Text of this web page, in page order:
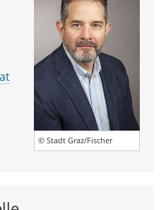
© Stadt Graz/Fischer